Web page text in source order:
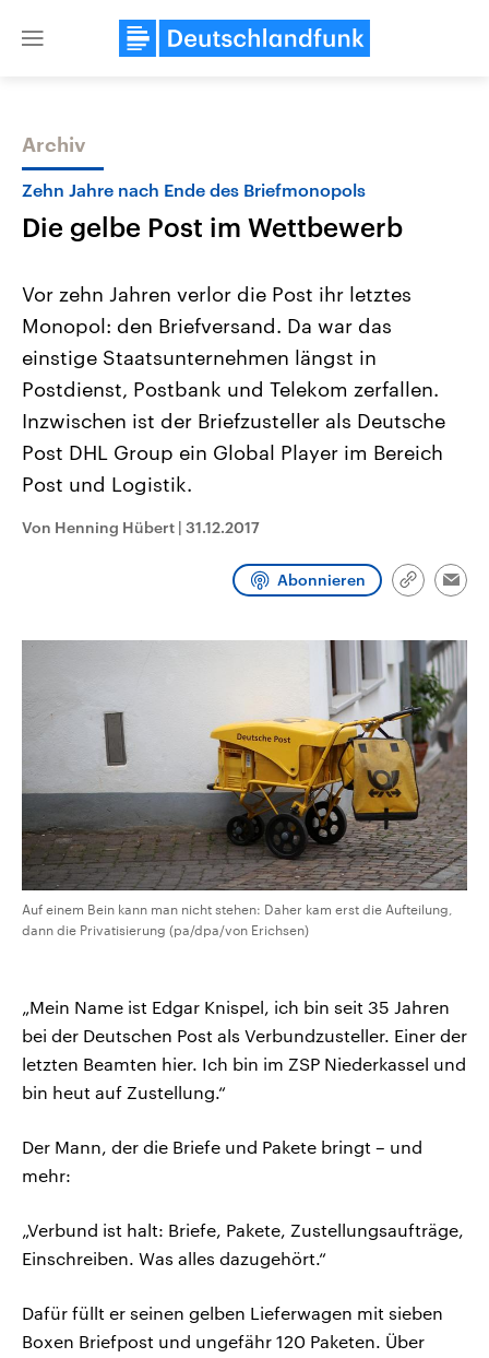
Close
Themen
Landtagswahl Sachsen-Anhalt
2026
Alle Informationen
Sachsen-Anhalt wählt am 6.
September 2026 einen neuen
Landtag. Seit 2021 wird das
Bundesland von einer Koalition aus
Umfragen, Prognosen,
Wahlprogramme, aktuelle Berichte
und Kandidaten der anstehenden
USA
Aktuelle Beiträge,
Hintergründe
Wirtschaftlich und
gehören die Vereinigten
den mächtigsten Ländern
Archiv
Zehn Jahre nach Ende des Briefmonopols
Die gelbe Post im Wettbewerb
Vor zehn Jahren verlor die Post ihr letztes
Monopol: den Briefversand. Da war das
einstige Staatsunternehmen längst in
Postdienst, Postbank und Telekom zerfallen.
Inzwischen ist der Briefzusteller als Deutsche
Post DHL Group ein Global Player im Bereich
Post und Logistik.
Von Henning Hübert | 31.12.2017
Abonnieren
Link
Auf einem Bein kann man nicht stehen: Daher kam erst die Aufteilung,
dann die Privatisierung (pa/dpa/von Erichsen)
„Mein Name ist Edgar Knispel, ich bin seit 35 Jahren
bei der Deutschen Post als Verbundzusteller. Einer der
letzten Beamten hier. Ich bin im ZSP Niederkassel und
bin heut auf Zustellung.“
Der Mann, der die Briefe und Pakete bringt – und
mehr:
„Verbund ist halt: Briefe, Pakete, Zustellungsaufträge,
Einschreiben. Was alles dazugehört.“
Dafür füllt er seinen gelben Lieferwagen mit sieben
Boxen Briefpost und ungefähr 120 Paketen. Über